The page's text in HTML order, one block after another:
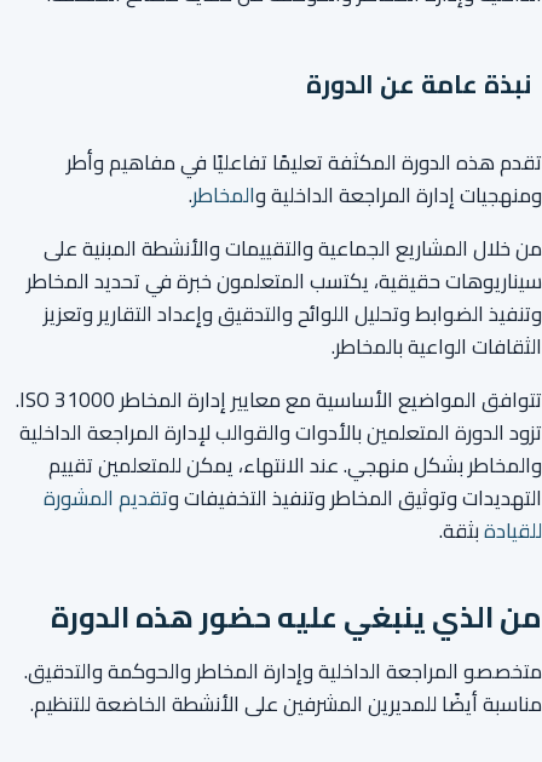
نبذة عامة عن الدورة
تقدم هذه الدورة المكثفة تعليمًا تفاعليًا في مفاهيم وأطر
ومنهجيات إدارة المراجعة الداخلية والمخاطر.
من خلال المشاريع الجماعية والتقييمات والأنشطة المبنية على
سيناريوهات حقيقية، يكتسب المتعلمون خبرة في تحديد المخاطر
وتنفيذ الضوابط وتحليل اللوائح والتدقيق وإعداد التقارير وتعزيز
الثقافات الواعية بالمخاطر.
تتوافق المواضيع الأساسية مع معايير إدارة المخاطر ISO 31000.
تزود الدورة المتعلمين بالأدوات والقوالب لإدارة المراجعة الداخلية
والمخاطر بشكل منهجي. عند الانتهاء، يمكن للمتعلمين تقييم
التهديدات وتوثيق المخاطر وتنفيذ التخفيفات وتقديم المشورة
للقيادةبثقة.
من الذي ينبغي عليه حضور هذه الدورة
متخصصو المراجعة الداخلية وإدارة المخاطر والحوكمة والتدقيق.
مناسبة أيضًا للمديرين المشرفين على الأنشطة الخاضعة للتنظيم.